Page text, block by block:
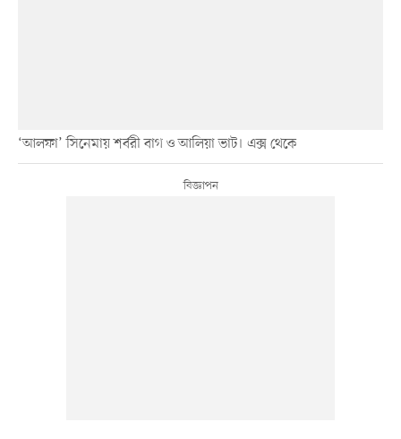
‘আলফা’ সিনেমায় শর্বরী বাগ ও আলিয়া ভাট। এক্স থেকে